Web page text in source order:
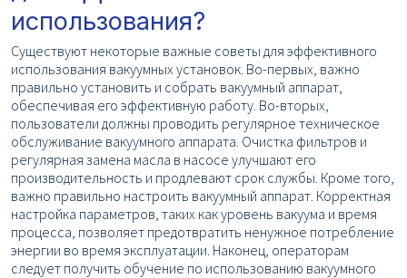
использования?
Существуют некоторые важные советы для эффективного
использования вакуумных установок. Во-первых, важно
правильно установить и собрать вакуумный аппарат,
обеспечивая его эффективную работу. Во-вторых,
пользователи должны проводить регулярное техническое
обслуживание вакуумного аппарата. Очистка фильтров и
регулярная замена масла в насосе улучшают его
производительность и продлевают срок службы. Кроме того,
важно правильно настроить вакуумный аппарат. Корректная
настройка параметров, таких как уровень вакуума и время
процесса, позволяет предотвратить ненужное потребление
энергии во время эксплуатации. Наконец, операторам
следует получить обучение по использованию вакуумного